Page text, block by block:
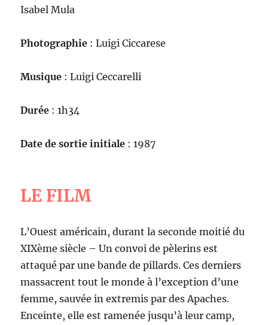
Isabel Mula
Photographie : Luigi Ciccarese
Musique : Luigi Ceccarelli
Durée : 1h34
Date de sortie initiale : 1987
LE FILM
L’Ouest américain, durant la seconde moitié du
XIXème siècle – Un convoi de pèlerins est
attaqué par une bande de pillards. Ces derniers
massacrent tout le monde à l’exception d’une
femme, sauvée in extremis par des Apaches.
Enceinte, elle est ramenée jusqu’à leur camp,